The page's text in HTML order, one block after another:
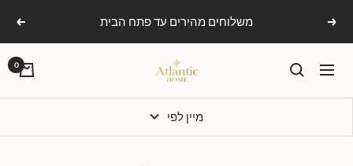
content
הקודם משלוחים מהירים עד פתח הבית הבא
ניווט
אטלנטיק
0
מיין לפי